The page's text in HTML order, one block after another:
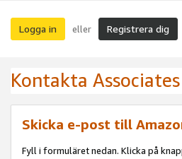
Logga in eller Registrera dig
Kontakta
Skicka e-post till
Fyll i formuläret nedan. Klicka på